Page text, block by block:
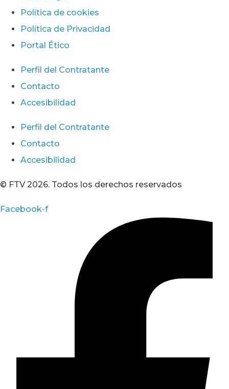
Política de cookies
Política de Privacidad
Portal Ético
Perfil del Contratante
Contacto
Accesibilidad
Perfil del Contratante
Contacto
Accesibilidad
© FTV 2026. Todos los derechos reservados
Facebook-f